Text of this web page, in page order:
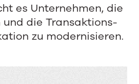
es Unternehmen, die
und die Transaktions-
zu modernisieren.